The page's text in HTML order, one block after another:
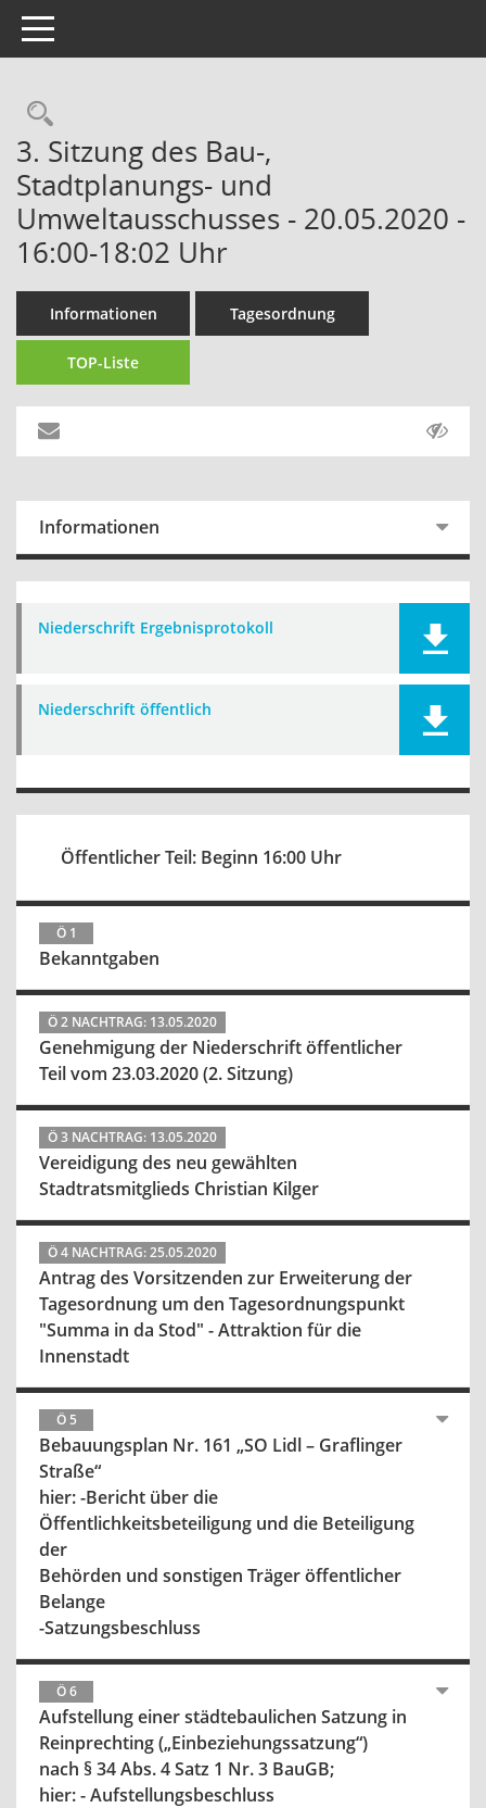
Toggle navigation
Rechercheauswahl
3. Sitzung des Bau-,
Stadtplanungs- und
Umweltausschusses - 20.05.2020 -
16:00-18:02 Uhr
Informationen Tagesordnung
TOP-Liste
Informationen
Niederschrift Ergebnisprotokoll
Niederschrift öffentlich
Öffentlicher Teil: Beginn 16:00 Uhr
Ö 1
Bekanntgaben
Ö 2 NACHTRAG: 13.05.2020
Genehmigung der Niederschrift öffentlicher
Teil vom 23.03.2020 (2. Sitzung)
Ö 3 NACHTRAG: 13.05.2020
Vereidigung des neu gewählten
Stadtratsmitglieds Christian Kilger
Ö 4 NACHTRAG: 25.05.2020
Antrag des Vorsitzenden zur Erweiterung der
Tagesordnung um den Tagesordnungspunkt
"Summa in da Stod" - Attraktion für die
Innenstadt
Ö 5
Bebauungsplan Nr. 161 „SO Lidl – Graflinger
Straße“
hier: -Bericht über die
Öffentlichkeitsbeteiligung und die Beteiligung
der
Behörden und sonstigen Träger öffentlicher
Belange
-Satzungsbeschluss
Ö 6
Aufstellung einer städtebaulichen Satzung in
Reinprechting („Einbeziehungssatzung“)
nach § 34 Abs. 4 Satz 1 Nr. 3 BauGB;
hier: - Aufstellungsbeschluss